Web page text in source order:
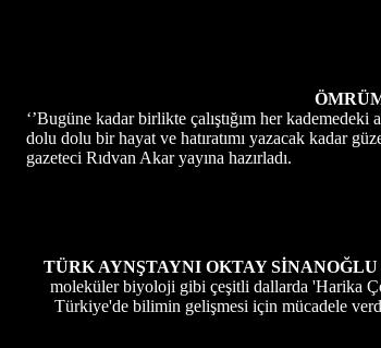
‘’Bugüne kadar birlikte çalıştığım her
dolu dolu bir hayat ve hatıratımı yazacak kadar
gazeteci Rıdvan Akar yayına hazırladı.
TÜRK AYNŞTAYNI OKTAY
moleküler biyoloji gibi çeşitli dallarda 'Harika
Türkiye'de bilimin gelişmesi için mücadele